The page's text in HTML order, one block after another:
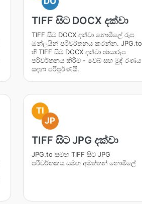
TIFF සිට DOCX දක්වා
TIFF සිට DOCX දක්වා නොමිලේ රූප
ඔන්ලයින් පරිවර්තනය කරන්න. JPG.to
හි TIFF සිට DOCX දක්වා ඡායාරූප
පරිවර්තනය කිරීම - වෙබ් සහ මුද් රණය
සඳහා පරිපූර්ණයි.
TI
JP
TIFF සිට JPG දක්වා
JPG.to සමඟ TIFF සිට JPG
පරිවර්තකය සමඟ අමුත්තන් නොමිලේ